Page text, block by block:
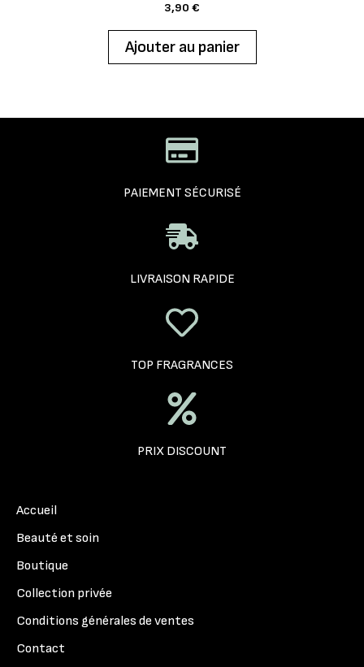
3,90 €
Ajouter au panier
PAIEMENT SÉCURISÉ
LIVRAISON RAPIDE
TOP FRAGRANCES
PRIX DISCOUNT
Accueil
Beauté et soin
Boutique
Collection privée
Conditions générales de ventes
Contact